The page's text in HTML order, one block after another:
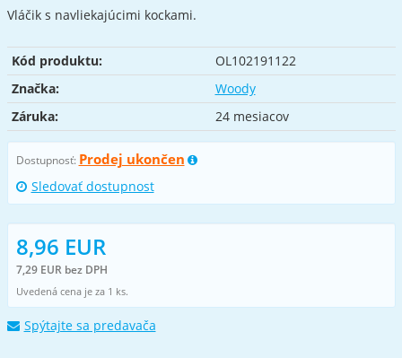
Vláčik s navliekajúcimi kockami.
Kód produktu:
OL102191122
Značka:
Woody
Záruka:
24 mesiacov
Dostupnosť: Prodej ukončen
Sledovať dostupnost
8,96 EUR
7,29 EUR bez DPH
Uvedená cena je za 1 ks.
Spýtajte sa predavača